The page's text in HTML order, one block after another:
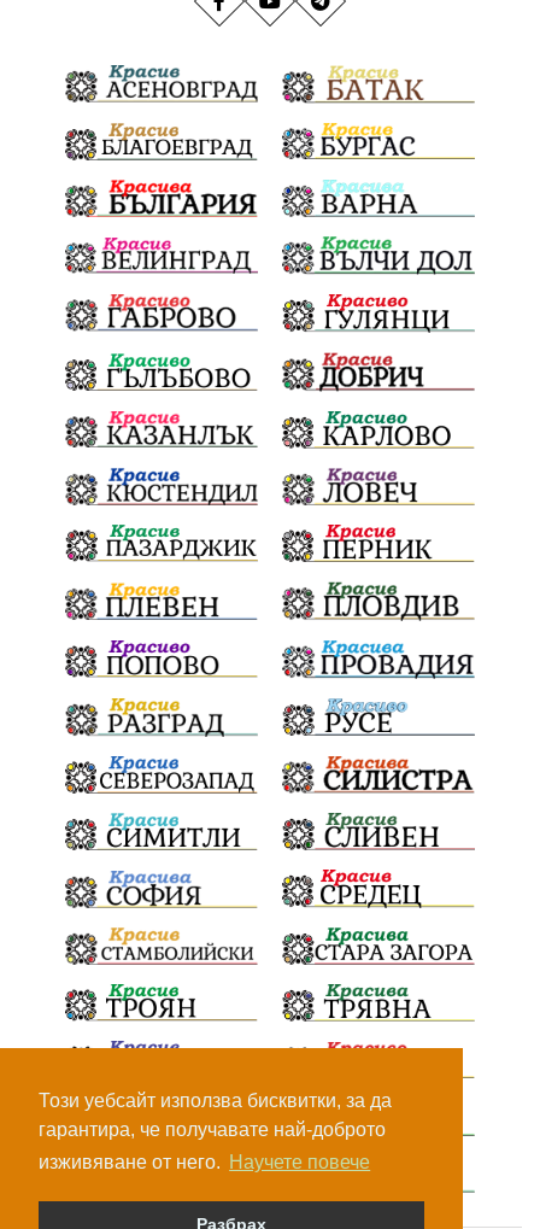
Този уебсайт използва бисквитки, за да
гарантира, че получавате най-доброто
изживяване от него. Научете повече
Разбрах